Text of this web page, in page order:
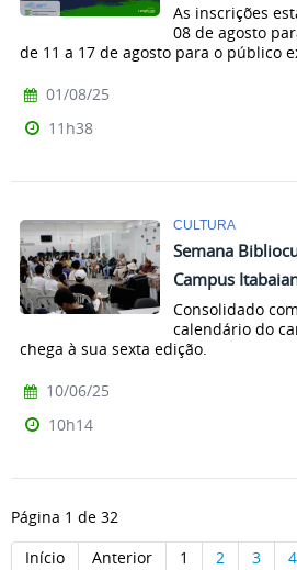
As inscrições
08 de agosto
de 11 a 17 de agosto para o público
01/08/25
11h38
CULTURA
Semana
Campus
Consolidado
calendário do
chega à sua sexta edição.
10/06/25
10h14
Página 1 de 32
Início
Anterior 1 2 3 4